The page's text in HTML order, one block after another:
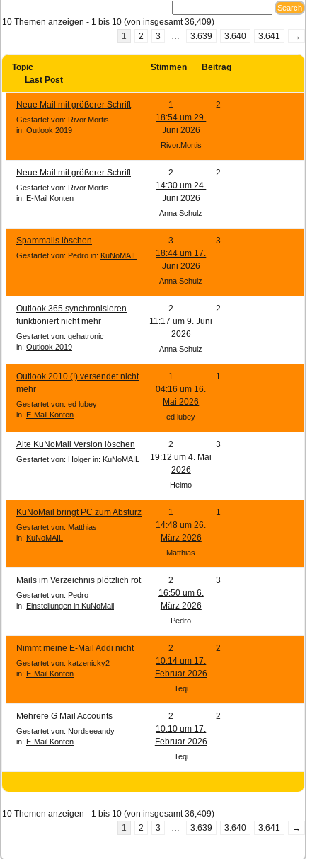
10 Themen anzeigen - 1 bis 10 (von insgesamt 36,409)
1
2 3 3.639 3.640 3.641 →
Topic Stimmen
Beitrag
Last Post
Neue Mail mit größerer Schrift
Gestartet von: Rivor.Mortis
in: Outlook 2019
1
2
18:54 um 29.
Juni 2026
Rivor.Mortis
Neue Mail mit größerer Schrift
Gestartet von: Rivor.Mortis
in: E-Mail Konten
2
2
14:30 um 24.
Juni 2026
Anna Schulz
Spammails löschen
Gestartet von: Pedro in: KuNoMAIL
3
3
18:44 um 17.
Juni 2026
Anna Schulz
Outlook 365 synchronisieren
funktioniert nicht mehr
Gestartet von: gehatronic
in: Outlook 2019
2
2
11:17 um 9. Juni
2026
Anna Schulz
Outlook 2010 (!) versendet nicht
mehr
Gestartet von: ed lubey
in: E-Mail Konten
1
1
04:16 um 16.
Mai 2026
ed lubey
Alte KuNoMail Version löschen
Gestartet von: Holger in: KuNoMAIL
2
3
19:12 um 4. Mai
2026
Heimo
KuNoMail bringt PC zum Absturz
Gestartet von: Matthias
in: KuNoMAIL
1
1
14:48 um 26.
März 2026
Matthias
Mails im Verzeichnis plötzlich rot
Gestartet von: Pedro
in: Einstellungen in KuNoMail
2
3
16:50 um 6.
März 2026
Pedro
Nimmt meine E-Mail Addi nicht
Gestartet von: katzenicky2
in: E-Mail Konten
2
2
10:14 um 17.
Februar 2026
Teqi
Mehrere G Mail Accounts
Gestartet von: Nordseeandy
in: E-Mail Konten
2
2
10:10 um 17.
Februar 2026
Teqi
10 Themen anzeigen - 1 bis 10 (von insgesamt 36,409)
1
2 3 3.639 3.640 3.641 →